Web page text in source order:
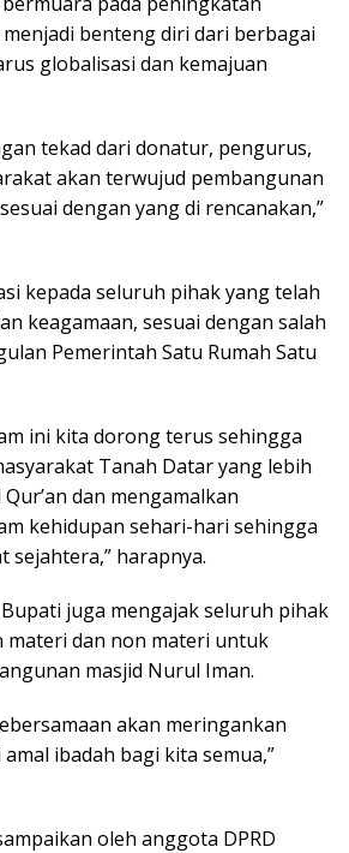
benteng diri dari berbagai
globalisasi dan kemajuan
tekad dari donatur, pengurus,
akan terwujud pembangunan
dengan yang di rencanakan,”
kepada seluruh pihak yang telah
keagamaan, sesuai dengan salah
Pemerintah Satu Rumah Satu
ini kita dorong terus sehingga
Tanah Datar yang lebih
dan mengamalkan
kehidupan sehari-hari sehingga
sejahtera,” harapnya.
juga mengajak seluruh pihak
materi dan non materi untuk
masjid Nurul Iman.
akan meringankan
ibadah bagi kita semua,”
oleh anggota DPRD